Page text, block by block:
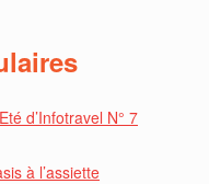
d’Infotravel N° 7
à l’assiette